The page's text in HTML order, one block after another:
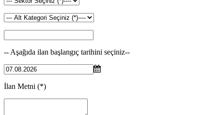
-- Aşağıda ilan başlangıç tarihini seçiniz--
İlan Metni (*)